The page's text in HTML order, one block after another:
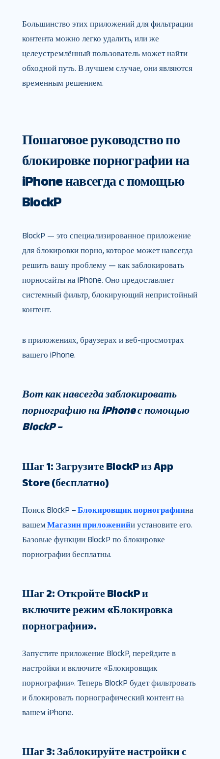
Большинство этих приложений для фильтрации
контента можно легко удалить, или же
целеустремлённый пользователь может найти
обходной путь. В лучшем случае, они являются
временным решением.
Пошаговое руководство по
блокировке порнографии на
iPhone навсегда с помощью
BlockP
BlockP — это специализированное приложение
для блокировки порно, которое может навсегда
решить вашу проблему — как заблокировать
порносайты на iPhone. Оно предоставляет
системный фильтр, блокирующий непристойный
контент.
в приложениях, браузерах и веб-просмотрах
вашего iPhone.
Вот как навсегда заблокировать
порнографию на iPhone с помощью
BlockP –
Шаг 1: Загрузите BlockP из App
Store (бесплатно)
Поиск BlockP – Блокировщик порнографиина
вашемМагазин приложенийи установите его.
Базовые функции BlockP по блокировке
порнографии бесплатны.
Шаг 2: Откройте BlockP и
включите режим «Блокировка
порнографии».
Запустите приложение BlockP, перейдите в
настройки и включите «Блокировщик
порнографии». Теперь BlockP будет фильтровать
и блокировать порнографический контент на
вашем iPhone.
Шаг 3: Заблокируйте настройки с